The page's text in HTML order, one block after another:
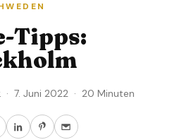
Tipps:
· 7. Juni 2022 · 20 Minuten